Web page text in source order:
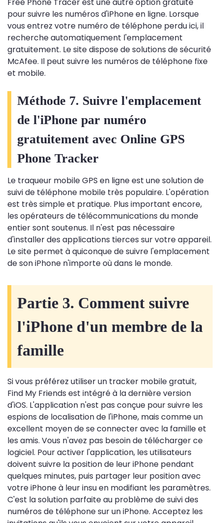
pour suivre les numéros d'iPhone en ligne. Lorsque
vous entrez votre numéro de téléphone perdu ici, il
recherche automatiquement l'emplacement
gratuitement. Le site dispose de solutions de sécurité
McAfee. Il peut suivre les numéros de téléphone fixe
et mobile.
Méthode 7. Suivre l'emplacement
de l'iPhone par numéro
gratuitement avec Online GPS
Phone Tracker
Le traqueur mobile GPS en ligne est une solution de
suivi de téléphone mobile très populaire. L'opération
est très simple et pratique. Plus important encore,
les opérateurs de télécommunications du monde
entier sont soutenus. Il n'est pas nécessaire
d'installer des applications tierces sur votre appareil.
Le site permet à quiconque de suivre l'emplacement
de son iPhone n'importe où dans le monde.
Partie 3. Comment suivre
l'iPhone d'un membre de la
famille
Si vous préférez utiliser un tracker mobile gratuit,
Find My Friends est intégré à la dernière version
d'iOS. L'application n'est pas conçue pour suivre les
espions de localisation de l'iPhone, mais comme un
excellent moyen de se connecter avec la famille et
les amis. Vous n'avez pas besoin de télécharger ce
logiciel. Pour activer l'application, les utilisateurs
doivent suivre la position de leur iPhone pendant
quelques minutes, puis partager leur position avec
votre iPhone à leur insu en modifiant les paramètres.
C'est la solution parfaite au problème de suivi des
numéros de téléphone sur un iPhone. Acceptez les